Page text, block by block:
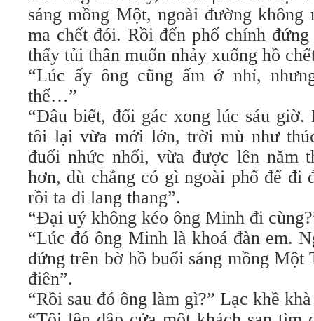
sáng mồng Một, ngoài đường
ma chết đói. Rồi đến phố chính
thấy tủi thân muốn nhảy xuống hồ
“Lúc ấy ông cũng ấm ớ nhỉ,
thế…”
“Đâu biết, đổi gác xong lúc sáu giờ.
tôi lại vừa mới lớn, trời mù như
đuối nhức nhối, vừa được lên năm
hơn, dù chẳng có gì ngoài phố để
rồi ta đi lang thang”.
“Đại uý không kéo ông Minh đi
“Lúc đó ông Minh là khoá đàn em.
đứng trên bờ hồ buổi sáng mồng Một
điên”.
“Rồi sau đó ông làm gì?” Lạc khề